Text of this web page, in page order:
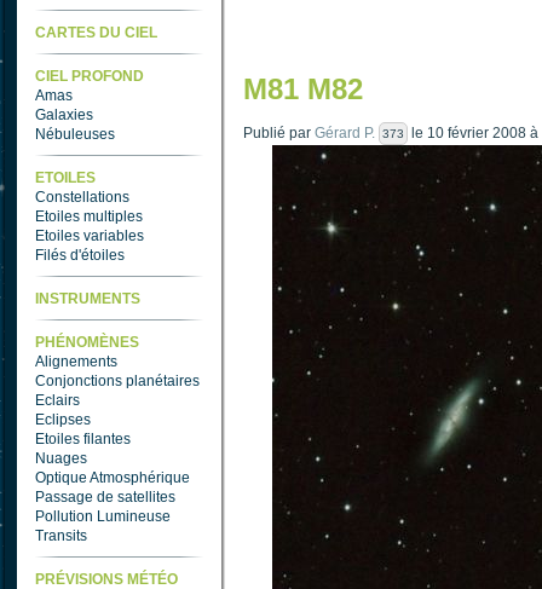
CARTES DU CIEL
CIEL PROFOND
Amas
Galaxies
Nébuleuses
ETOILES
Constellations
Etoiles multiples
Etoiles variables
Filés d'étoiles
INSTRUMENTS
PHÉNOMÈNES
Alignements
Conjonctions planétaires
Eclairs
Eclipses
Etoiles filantes
Nuages
Optique Atmosphérique
Passage de satellites
Pollution Lumineuse
Transits
PRÉVISIONS MÉTÉO
M81 M82
Publié par Gérard P. 373 le 10 février 2008